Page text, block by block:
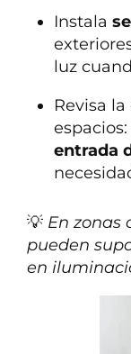
Instala
luz
Revisa
espacios:
entrada
💡 En zonas
pueden
en